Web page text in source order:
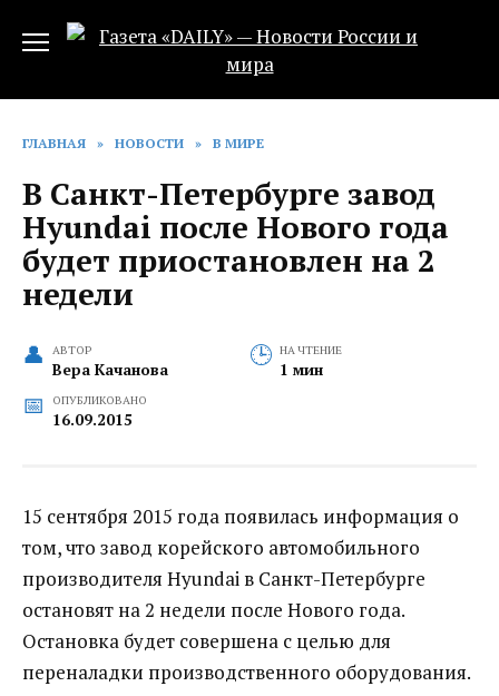
ГЛАВНАЯ » НОВОСТИ » В МИРЕ
В Санкт-Петербурге завод
Hyundai после Нового года
будет приостановлен на 2
недели
АВТОР
Вера Качанова
НА ЧТЕНИЕ
1 мин
ОПУБЛИКОВАНО
16.09.2015
15 сентября 2015 года появилась информация о
том, что завод корейского автомобильного
производителя Hyundai в Санкт-Петербурге
остановят на 2 недели после Нового года.
Остановка будет совершена с целью для
переналадки производственного оборудования.